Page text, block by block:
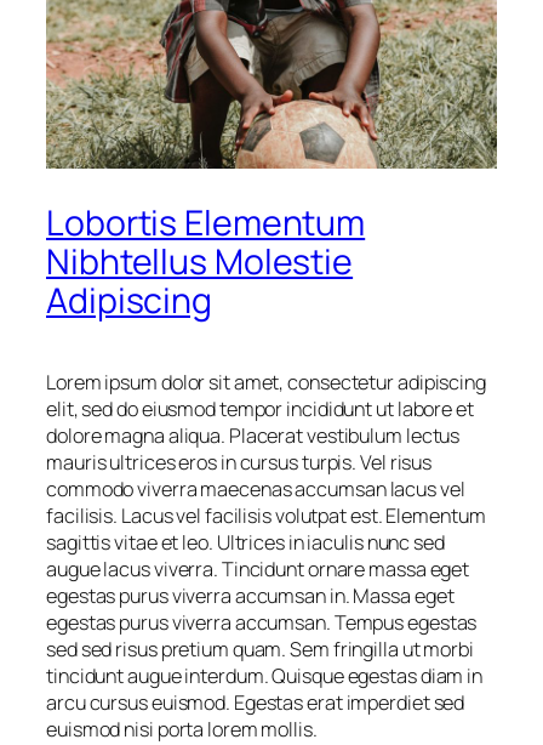
Lobortis Elementum
Nibhtellus Molestie
Adipiscing
Lorem ipsum dolor sit amet, consectetur adipiscing
elit, sed do eiusmod tempor incididunt ut labore et
dolore magna aliqua. Placerat vestibulum lectus
mauris ultrices eros in cursus turpis. Vel risus
commodo viverra maecenas accumsan lacus vel
facilisis. Lacus vel facilisis volutpat est. Elementum
sagittis vitae et leo. Ultrices in iaculis nunc sed
augue lacus viverra. Tincidunt ornare massa eget
egestas purus viverra accumsan in. Massa eget
egestas purus viverra accumsan. Tempus egestas
sed sed risus pretium quam. Sem fringilla ut morbi
tincidunt augue interdum. Quisque egestas diam in
arcu cursus euismod. Egestas erat imperdiet sed
euismod nisi porta lorem mollis.